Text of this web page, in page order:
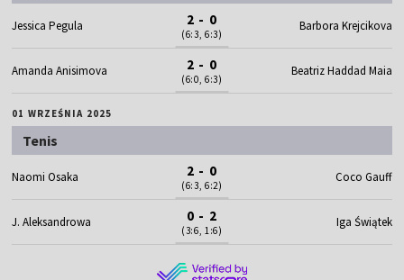
Jessica Pegula 2 - 0
(6:3, 6:3)
Barbora Krejcikova
Amanda Anisimova 2 - 0
(6:0, 6:3)
Beatriz Haddad Maia
01 WRZEŚNIA 2025
Tenis
Naomi Osaka 2 - 0
(6:3, 6:2)
Coco Gauff
J. Aleksandrowa 0 - 2
(3:6, 1:6)
Iga Świątek